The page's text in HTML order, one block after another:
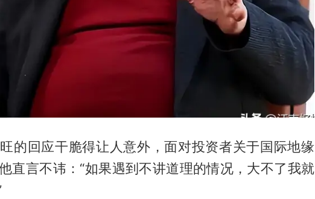
的回应干脆得让人意外，面对投资者关于国际地缘
直言不讳：“如果遇到不讲道理的情况，大不了我就